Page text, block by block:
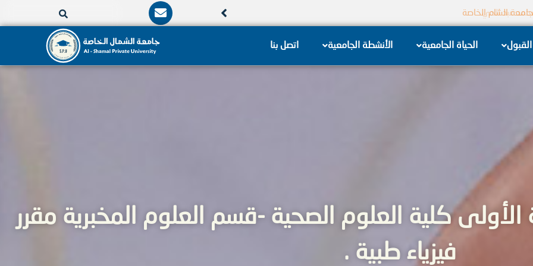
الشام الخاصة
الكرامة الكهربائية
E
n
e
o
القبول الحياة الجامعية الأنشطة الجامعية اتصل بنا
كلية العلوم الصحية -قسم العلوم المخبرية مقرر
فيزياء طبية .